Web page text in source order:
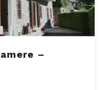
–